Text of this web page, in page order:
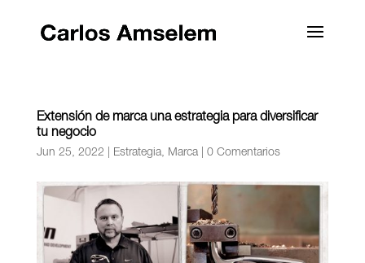
Extensión de marca una estrategia para diversificar
tu negocio
Jun 25, 2022 Estrategia, Marca| 0 Comentarios